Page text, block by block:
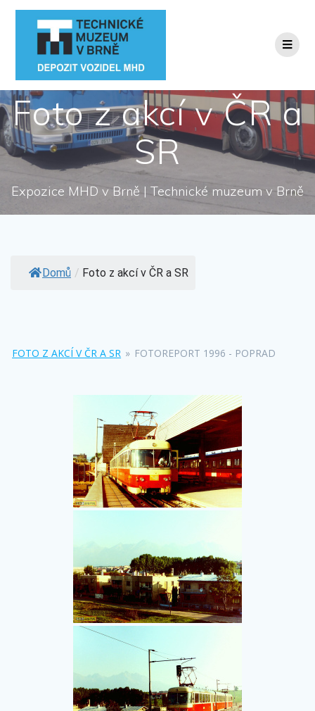
Přeskočit
Foto z akcí v ČR a
SR
Expozice MHD v Brně | Technické muzeum v Brně
Domů / Foto z akcí v ČR a SR
FOTO Z AKCÍ V ČR A SR » FOTOREPORT 1996 - POPRAD